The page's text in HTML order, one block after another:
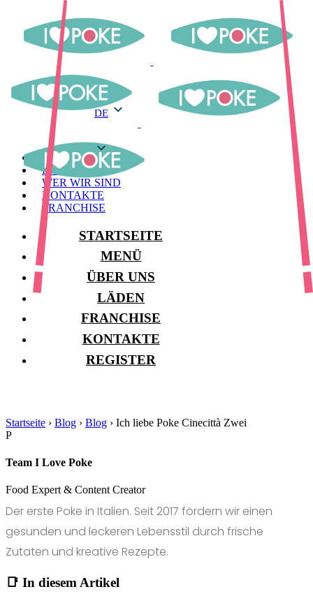
DE
MENÜ
LAGER
WER WIR SIND
KONTAKTE
FRANCHISE
STARTSEITE
MENÜ
ÜBER UNS
LÄDEN
FRANCHISE
KONTAKTE
REGISTER
Startseite › Blog › Blog › Ich liebe Poke Cinecittà Zwei
P
Team I Love Poke
Food Expert & Content Creator
Der erste Poke in Italien. Seit 2017 fördern wir einen
gesunden und leckeren Lebensstil durch frische
Zutaten und kreative Rezepte.
📑 In diesem Artikel